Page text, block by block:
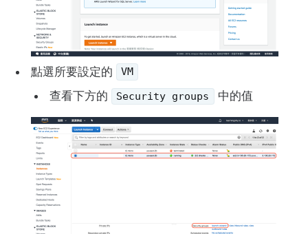
點選所要設定的 VM
查看下方的 Security groups 中的值